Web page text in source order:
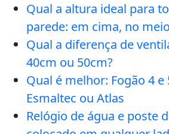
Qual a altura ideal para
parede: em cima, no
Qual a diferença de
40cm ou 50cm?
Qual é melhor: Fogão 4 e
Esmaltec ou Atlas
Relógio de água e poste